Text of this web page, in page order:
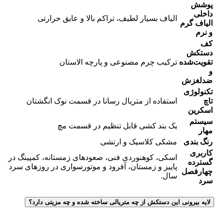
پوشش
داخلی
الیاف گرم
و نرم
الیاف بسیار لطیف، تراکم بالا و عایق حرارتی
کف
دستکش
تقویت‌شده
و
ضدلغزش
ترکیب چرم مصنوعی و پارچه الاستان
تکنولوژی
تاچ
اسکرین
استفاده از متریال رسانا در قسمت نوک انگشتان
سیستم
مهار
یک بند کشی قابل تنظیم در قسمت مچ
رنگ بندی
مشکی کلاسیک و ارتشی
کاربری
گسترده
چهارفصل
سرد
اسکی، کوهنوردی فنی، صعودهای زمستانه، کمپینگ در
پاییز و زمستان، آفرود و موتور‌سواری در روزهای سرد
سال.
لایه بیرونی این دستکش از چه متریالی ساخته شده و چه مزیتی دارد؟